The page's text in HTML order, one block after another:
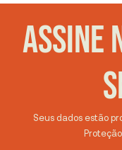
ASSINE
Seus dados estão
Proteção